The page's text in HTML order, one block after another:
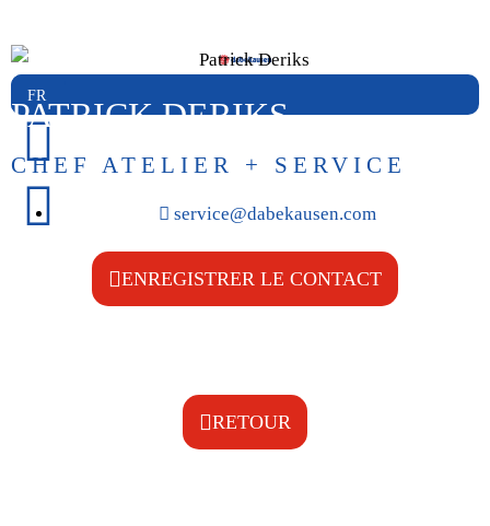
PATRICK DERIKS
CHEF ATELIER + SERVICE
moc.nesuakebad
@ecivres
ENREGISTRER LE CONTACT
RETOUR